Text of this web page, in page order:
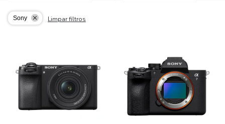
Sony Limpar filtros